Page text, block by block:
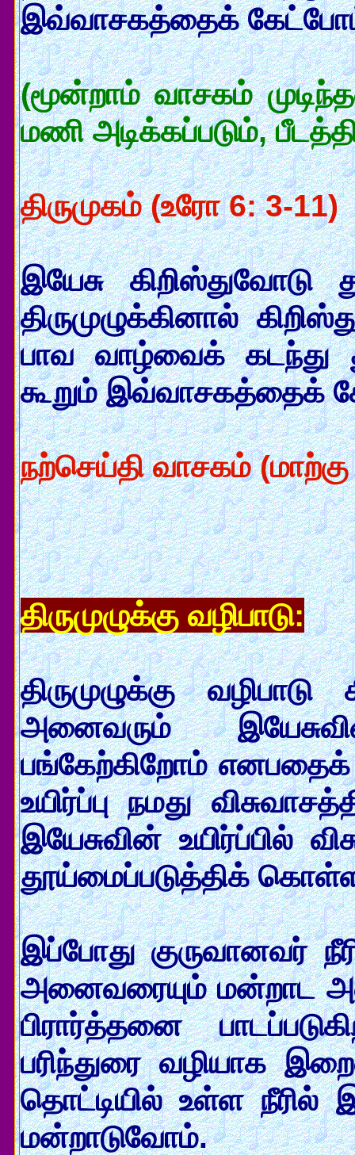
இவ்வாசகத்தைக்
(மூன்றாம் வாசகம்
மணி அடிக்கப்படும்,
திருமுகம் (உரோ 6: 3-11)
இயேசு கிறிஸ்துவோடு
திருமுழுக்கினால்
பாவ வாழ்வைக் கடந்து
கூறும் இவ்வாசகத்தைக்
நற்செய்தி வாசகம்
திருமுழுக்கு வழிபாடு:
திருமுழுக்கு
அனைவரும்
பங்கேற்கிறோம் எனபதைக்
உயிர்ப்பு நமது
இயேசுவின் உயிர்ப்பில்
தூய்மைப்படுத்திக்
இப்போது குருவானவர்
அனைவரையும் மன்றாட
பிரார்த்தனை
பரிந்துரை வழியாக
தொட்டியில் உள்ள நீரில்
மன்றாடுவோம்.